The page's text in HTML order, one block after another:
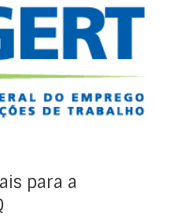
a Qualificação são órgãos
Agência Nacional para a
(ANQEP, IP na
de Qualificações
tarefa a identificação
e essenciais para os
como resposta aos
trabalho.
para a